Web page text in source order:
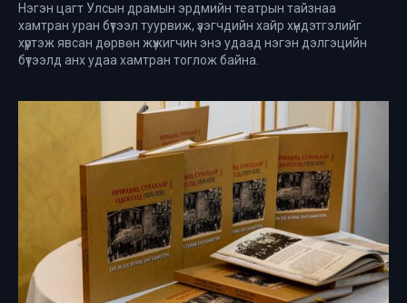
Нэгэн цагт Улсын драмын эрдмийн театрын тайзнаа
хамтран уран бүтээл туурвиж, үзэгчдийн хайр хүндэтгэлийг
хүртэж явсан дөрвөн жүжигчин энэ удаад нэгэн дэлгэцийн
бүтээлд анх удаа хамтран тоглож байна.